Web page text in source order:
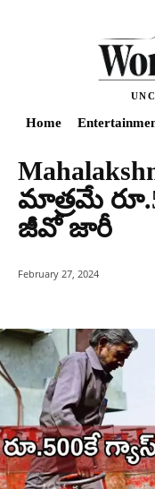
Home
Home Mahalakshmi
మాత్రమే
జీవో జారీ
February 27, 2024